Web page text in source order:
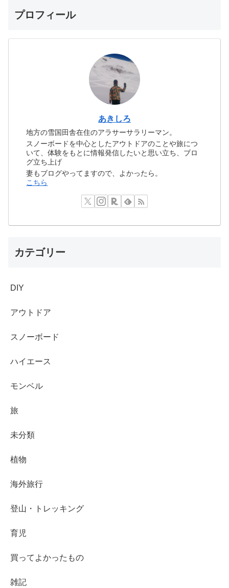
プロフィール
あきしろ
地方の雪国田舎在住のアラサーサラリーマン。
スノーボードを中心としたアウトドアのことや旅につ
いて、体験をもとに情報発信したいと思い立ち、ブロ
グ立ち上げ
妻もブログやってますので、よかったら。
こちら
カテゴリー
DIY
アウトドア
スノーボード
ハイエース
モンベル
旅
未分類
植物
海外旅行
登山・トレッキング
育児
買ってよかったもの
雑記